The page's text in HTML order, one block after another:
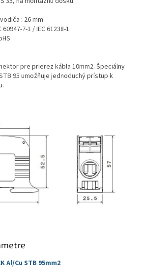
: 26 mm
7-1 / IEC 61238-1
pre prierez kábla 10mm2. Špeciálny
95 umožňuje jednoduchý prístup k
Al/Cu STB 95mm2